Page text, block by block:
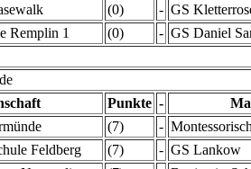
(0) - GS
Remplin 1 (0) - GS Daniel
Punkte -
(7) -
Feldberg (7) - GS Lankow